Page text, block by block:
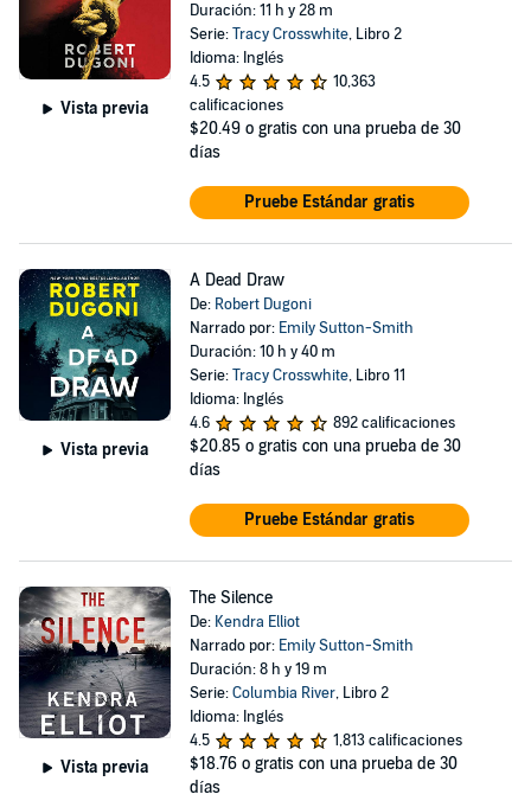
Vista previa
Duración: 11 h y 28 m
Serie:Tracy Crosswhite, Libro 2
Idioma: Inglés
4.5
10,363
calificaciones
$20.49 o gratis con una prueba de 30
días
Pruebe Estándar gratis
Vista previa
A Dead Draw
De: Robert Dugoni
Narrado por: Emily Sutton-Smith
Duración: 10 h y 40 m
Serie:Tracy Crosswhite, Libro 11
Idioma: Inglés
4.6
892 calificaciones
$20.85 o gratis con una prueba de 30
días
Pruebe Estándar gratis
Vista previa
The Silence
De: Kendra Elliot
Narrado por: Emily Sutton-Smith
Duración: 8 h y 19 m
Serie:Columbia River, Libro 2
Idioma: Inglés
4.5
1,813 calificaciones
$18.76 o gratis con una prueba de 30
días